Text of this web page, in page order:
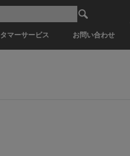
マーサービス お問い合わせ